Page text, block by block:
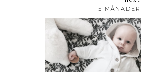
5 MÅNADER